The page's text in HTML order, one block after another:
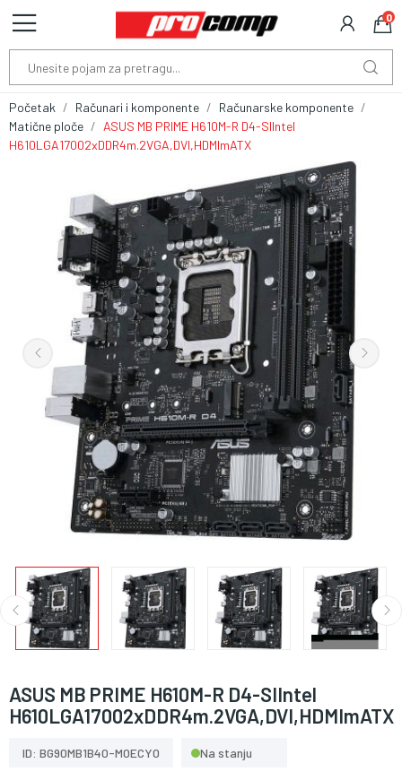
0
Početak Računari i komponente
Računarske komponente
Matične ploče
ASUS MB PRIME H610M-R D4-SIIntel
H610LGA17002xDDR4m.2VGA,DVI,HDMImATX
ASUS MB PRIME H610M-R D4-SIIntel
H610LGA17002xDDR4m.2VGA,DVI,HDMImATX
ID: BG90MB1B40-M0ECY0 Na stanju